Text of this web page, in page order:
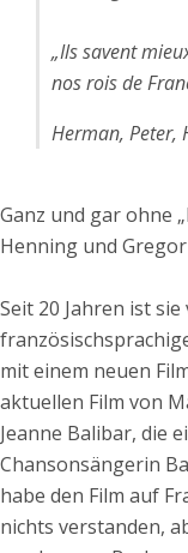
„Ils savent
nos rois de
Herman, Peter,
Ganz und gar ohne
Henning und
Seit 20 Jahren ist
mit einem neuen
aktuellen Film von
Jeanne Balibar, die
Chansonsängerin
habe den Film auf
nichts verstanden,